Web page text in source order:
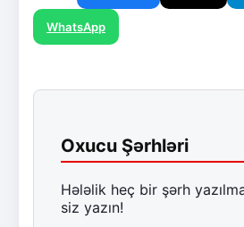
WhatsApp
Oxucu Şərhləri
Hələlik heç bir şərh
siz yazın!